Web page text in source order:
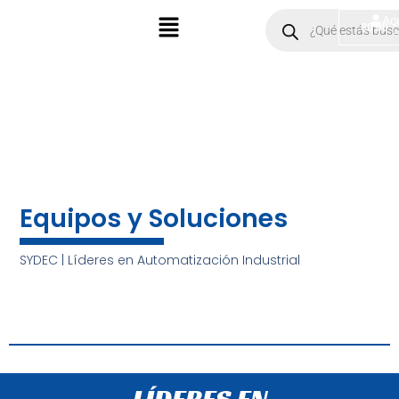
Menú
search
$0.00
Equipos y Soluciones
SYDEC | Líderes en Automatización Industrial